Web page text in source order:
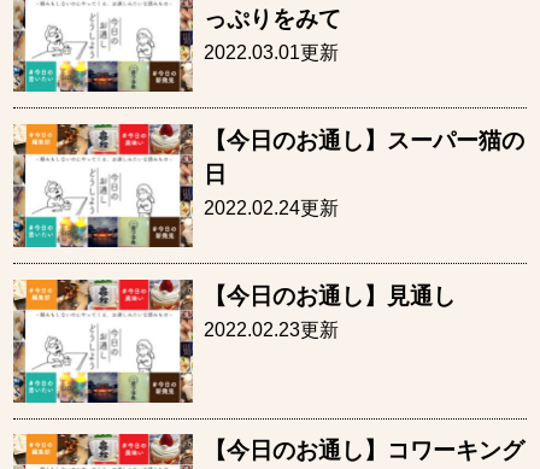
っぷりをみて
2022.03.01更新
【今日のお通し】スーパー猫の
日
2022.02.24更新
【今日のお通し】見通し
2022.02.23更新
【今日のお通し】コワーキング